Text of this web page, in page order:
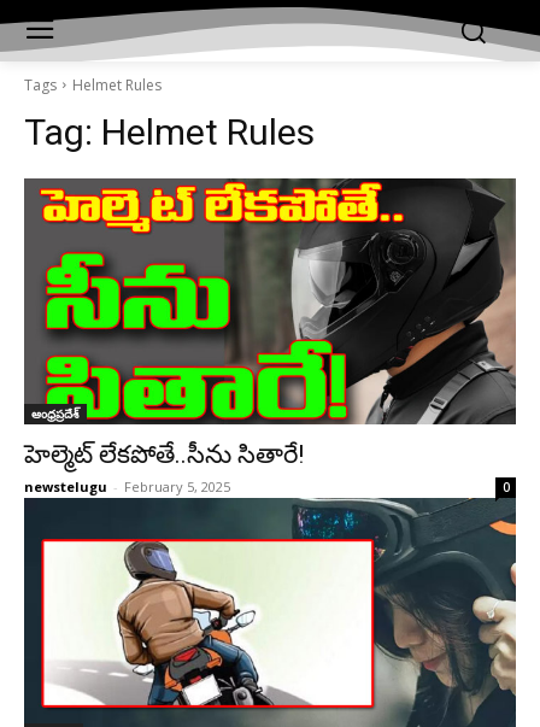
Tags Helmet Rules
Tag: Helmet Rules
ఆంధ్రప్రదేశ్‌
హెల్మెట్ లేక‌పోతే..సీను సితారే!
newstelugu - February 5, 2025 0